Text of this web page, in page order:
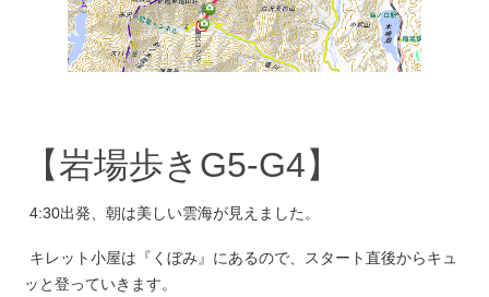
【岩場歩きG5-G4】
4:30出発、朝は美しい雲海が見えました。
キレット小屋は『くぼみ』にあるので、スタート直後からキュ
ッと登っていきます。